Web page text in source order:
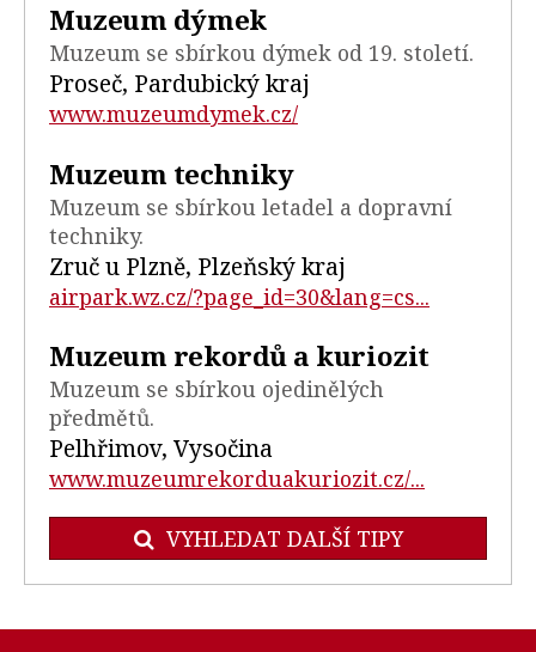
Muzeum dýmek
Muzeum se sbírkou dýmek od 19. století.
Proseč, Pardubický kraj
www.muzeumdymek.cz/
Muzeum techniky
Muzeum se sbírkou letadel a dopravní
techniky.
Zruč u Plzně, Plzeňský kraj
airpark.wz.cz/?page_id=30&lang=cs...
Muzeum rekordů a kuriozit
Muzeum se sbírkou ojedinělých
předmětů.
Pelhřimov, Vysočina
www.muzeumrekorduakuriozit.cz/...
VYHLEDAT DALŠÍ TIPY